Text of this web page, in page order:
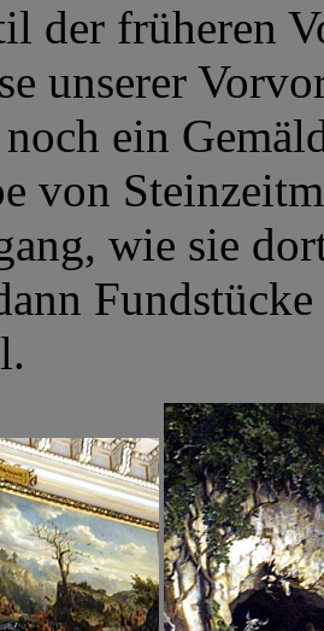
der früheren
unserer
ein
von
wie sie